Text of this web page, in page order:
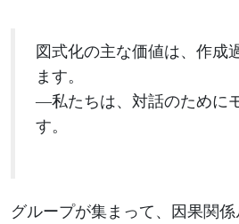
図式化の主な価値は、作成
ます。
—私たちは、対話のために
す。
グループが集まって、因果関